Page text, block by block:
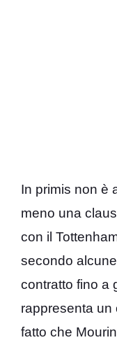
In primis non è
meno una
con il
secondo
contratto fino a
rappresenta un
fatto che